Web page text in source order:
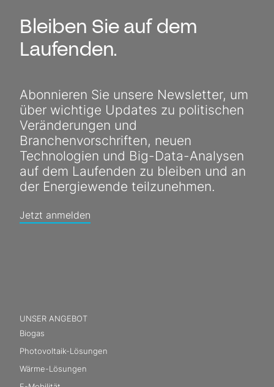
Bleiben Sie auf dem
Laufenden.
Abonnieren Sie unsere Newsletter, um
über wichtige Updates zu politischen
Veränderungen und
Branchenvorschriften, neuen
Technologien und Big-Data-Analysen
auf dem Laufenden zu bleiben und an
der Energiewende teilzunehmen.
Jetzt anmelden
UNSER ANGEBOT
Biogas
Photovoltaik-Lösungen
Wärme-Lösungen